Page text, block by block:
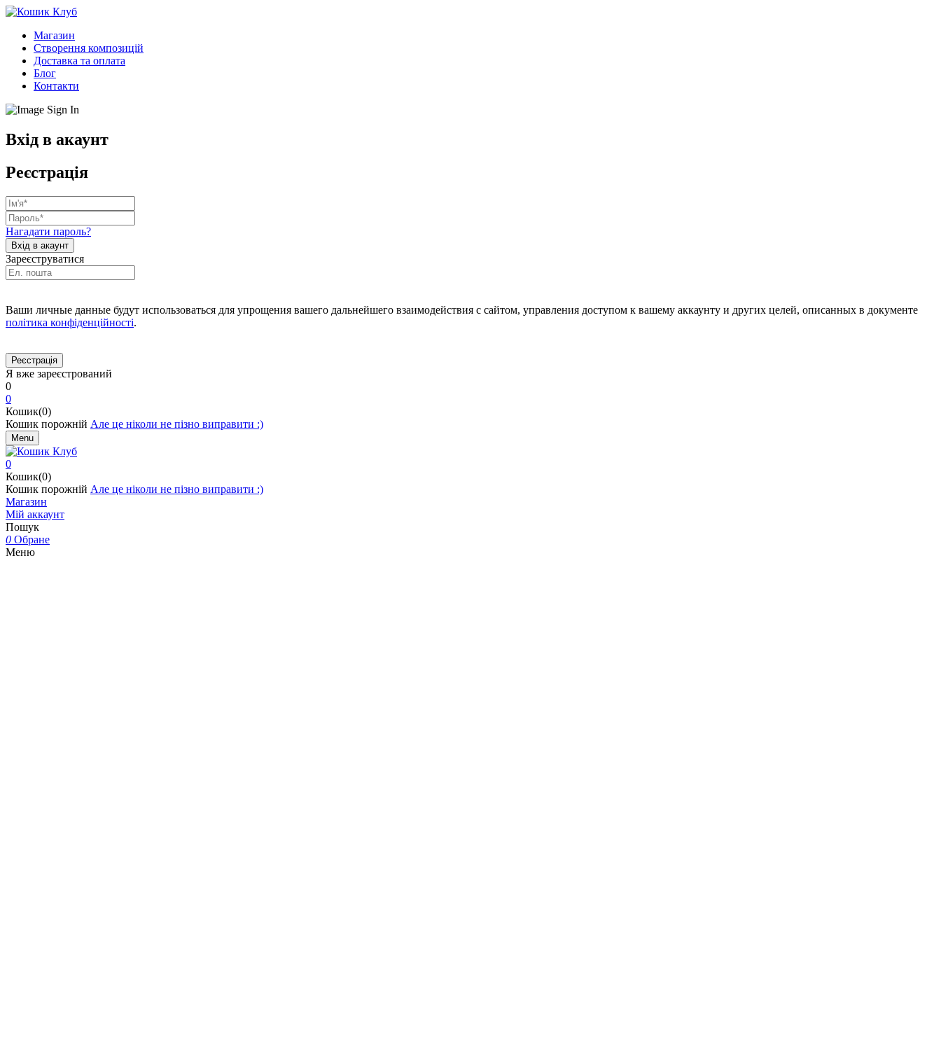
Магазин
Створення композицій
Доставка та оплата
Блог
Контакти
Вхід в акаунт
Реєстрація
Нагадати пароль?
Зареєструватися
Ваши личные данные будут использоваться для упрощения вашего дальнейшего взаимодействия с сайтом, управления доступом к вашему аккаунту и других целей, описанных в документе
політика конфіденційності.
Я вже зареєстрований
0
0
Кошик(0)
Кошик порожній Але це ніколи не пізно виправити :)
Menu
0
Кошик(0)
Кошик порожній Але це ніколи не пізно виправити :)
Магазин
Мій аккаунт
Пошук
0 Обране
Меню